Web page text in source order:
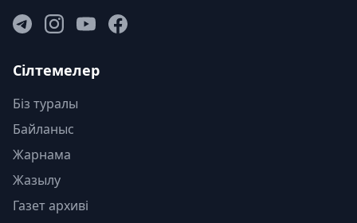
Сілтемелер
Біз туралы
Байланыс
Жарнама
Жазылу
Газет архиві